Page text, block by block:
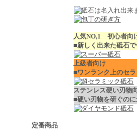
人気NO,1 初心者向
■新しく出来た砥石
上級者向け
■ワンランク上のセ
ステンレス硬い刃物
■硬い刃物を研ぐの
定番商品